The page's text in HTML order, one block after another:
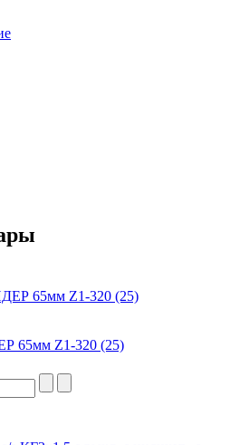
65мм Z1-320 (25)